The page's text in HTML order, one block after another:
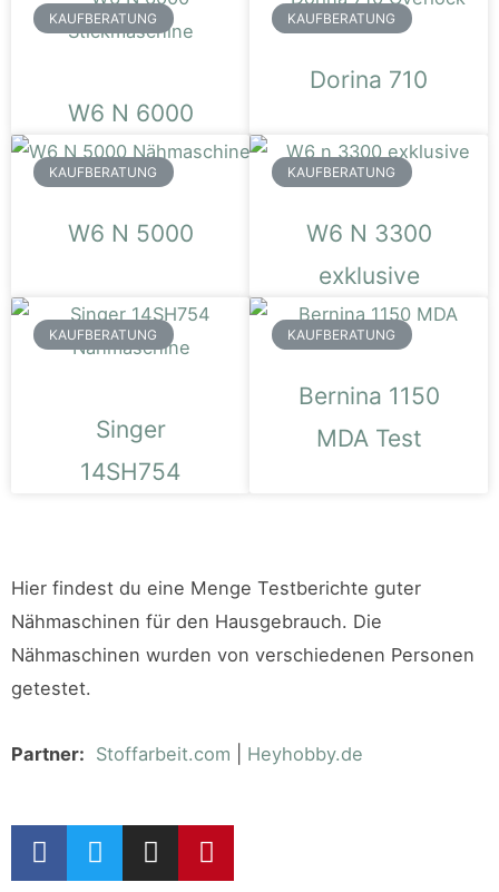
KAUFBERATUNG
W6 N 6000
KAUFBERATUNG
Dorina 710
KAUFBERATUNG
W6 N 5000
KAUFBERATUNG
W6 N 3300
exklusive
KAUFBERATUNG
Singer
14SH754
KAUFBERATUNG
Bernina 1150
MDA Test
Hier findest du eine Menge Testberichte guter
Nähmaschinen für den Hausgebrauch. Die
Nähmaschinen wurden von verschiedenen Personen
getestet.
Partner: Stoffarbeit.com Heyhobby.de